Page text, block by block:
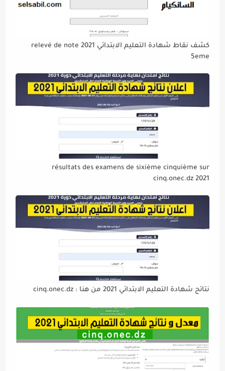
كشف نقاط شهادة التعليم الابتدائي 2021 relevé de note
5eme
résultats des examens de sixième cinquième sur
cinq.onec.dz 2021
نتائج شهادة التعليم الابتدائي 2021 من هنا : cinq.onec.dz